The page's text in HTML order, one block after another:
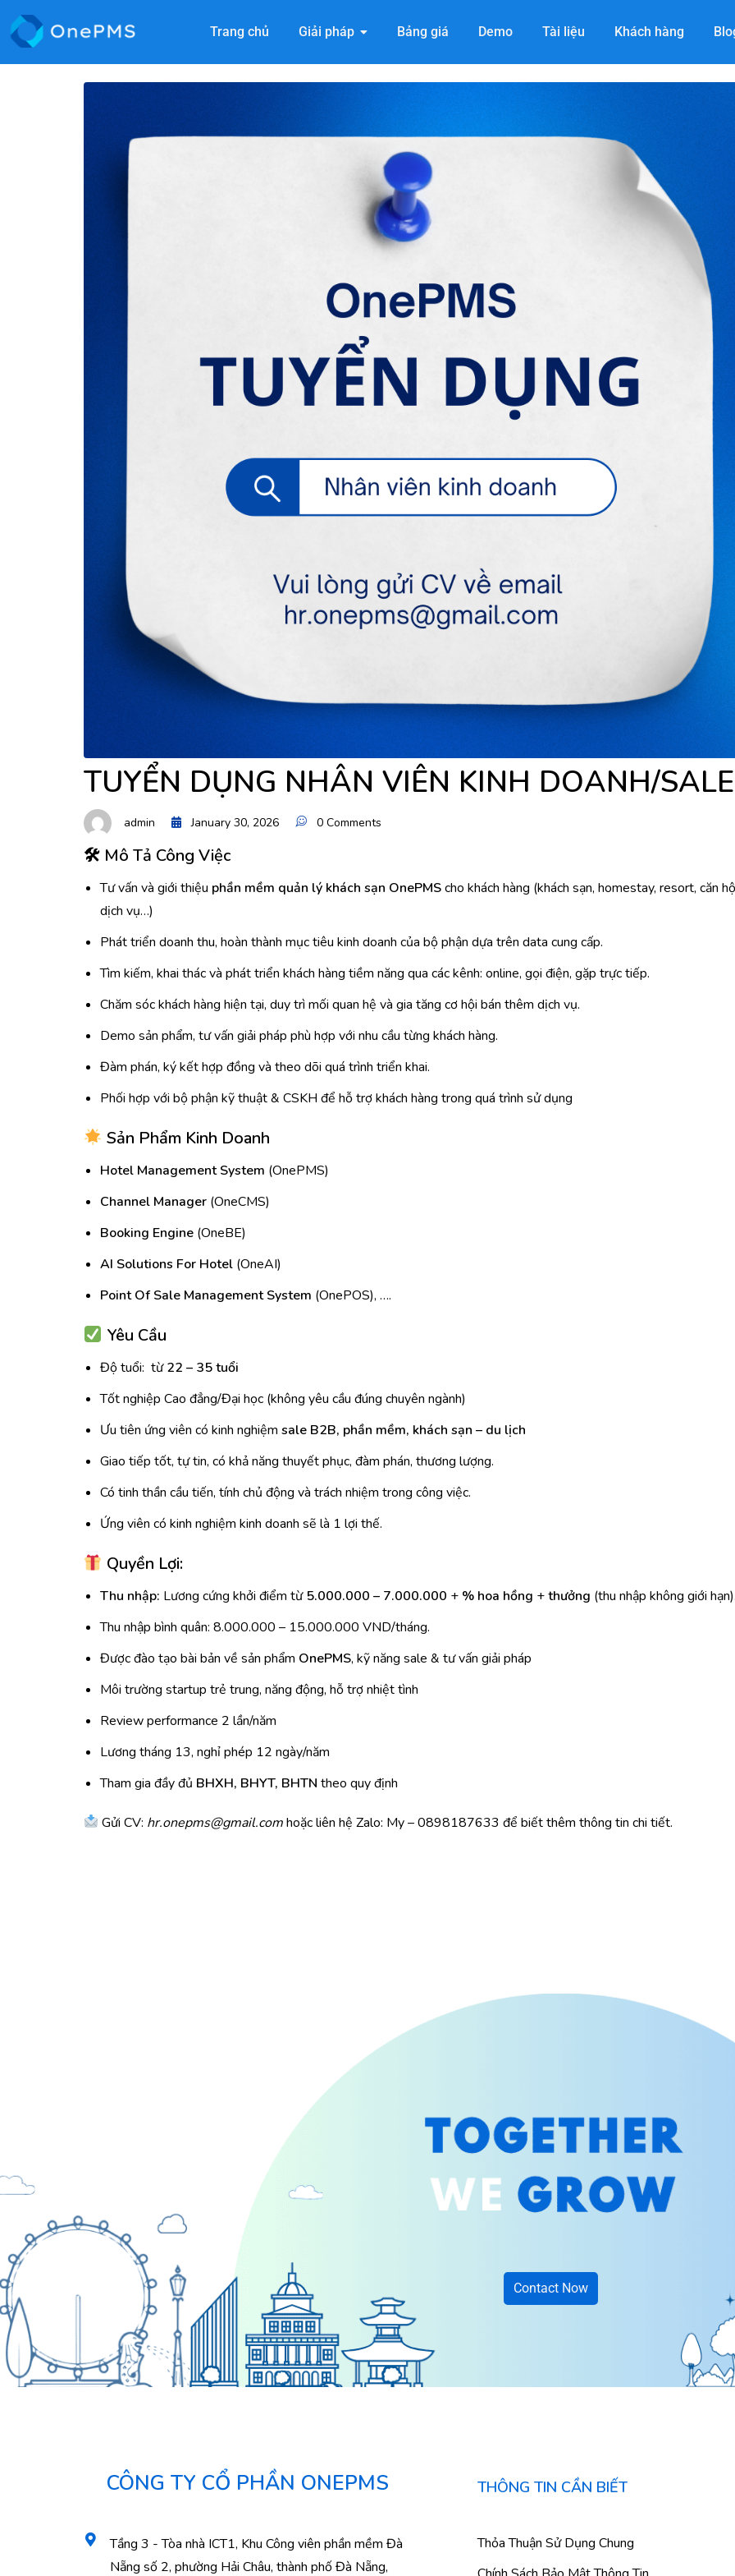
Trang chủ Giải pháp Bảng giá Demo Tài liệu Khách hàng
TUYỂN DỤNG NHÂN VIÊN KINH DOANH/SALE
admin January 30, 2026 0 Comments
🛠 Mô Tả Công Việc
Tư vấn và giới thiệu phần mềm quản lý khách sạn OnePMScho khách hàng (khách sạn, homestay, resort, căn hộ
dịch vụ…)
Phát triển doanh thu, hoàn thành mục tiêu kinh doanh của bộ phận dựa trên data cung cấp.
Tìm kiếm, khai thác và phát triển khách hàng tiềm năng qua các kênh: online, gọi điện, gặp trực tiếp.
Chăm sóc khách hàng hiện tại, duy trì mối quan hệ và gia tăng cơ hội bán thêm dịch vụ.
Demo sản phẩm, tư vấn giải pháp phù hợp với nhu cầu từng khách hàng.
Đàm phán, ký kết hợp đồng và theo dõi quá trình triển khai.
Phối hợp với bộ phận kỹ thuật & CSKH để hỗ trợ khách hàng trong quá trình sử dụng
Sản Phẩm Kinh Doanh
Hotel Management System (OnePMS)
Channel Manager (OneCMS)
Booking Engine (OneBE)
AI Solutions For Hotel (OneAI)
Point Of Sale Management System (OnePOS), ….
Yêu Cầu
Độ tuổi: từ22 – 35 tuổi
Tốt nghiệp Cao đẳng/Đại học (không yêu cầu đúng chuyên ngành)
Ưu tiên ứng viên có kinh nghiệm sale B2B, phần mềm, khách sạn – du lịch
Giao tiếp tốt, tự tin, có khả năng thuyết phục, đàm phán, thương lượng.
Có tinh thần cầu tiến, tính chủ động và trách nhiệm trong công việc.
Ứng viên có kinh nghiệm kinh doanh sẽ là 1 lợi thế.
Quyền Lợi:
Thu nhập: Lương cứng khởi điểm từ 5.000.000 – 7.000.000 + % hoa hồng +thưởng (thu nhập không giới
Thu nhập bình quân: 8.000.000 – 15.000.000 VND/tháng.
Được đào tạo bài bản về sản phẩm OnePMS, kỹ năng sale & tư vấn giải pháp
Môi trường startup trẻ trung, năng động, hỗ trợ nhiệt tình
Review performance 2 lần/năm
Lương tháng 13, nghỉ phép 12 ngày/năm
Tham gia đầy đủ BHXH, BHYT, BHTN theo quy định
Gửi CV: hr.onepms@gmail.comhoặc liên hệ Zalo: My – 0898187633 để biết thêm thông tin chi tiết.
Contact Now
CÔNG TY CỔ PHẦN ONEPMS
Tầng 3 - Tòa nhà ICT1, Khu Công viên phần mềm Đà
Nẵng số 2, phường Hải Châu, thành phố Đà Nẵng,
THÔNG TIN CẦN BIẾT
Thỏa Thuận Sử Dụng Chung